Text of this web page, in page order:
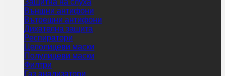
Външни антифони
Вътрешни антифони
Дихателна защита
Респиратори
Целолицеви маски
Полулицеви маски
Филтри
Газ анализатори